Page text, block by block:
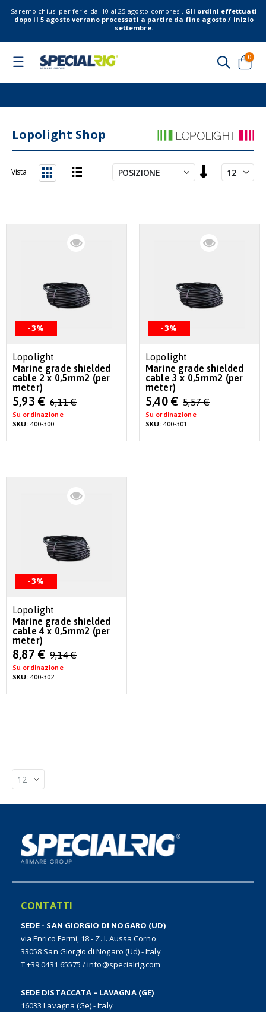
Saremo chiusi per ferie dal 10 al 25 agosto compresi. Gli ordini effettuati
dopo il 5 agosto verrano processati a partire da fine agosto / inizio
settembre.
Toggle
Cart
0
Lopolight Shop
la
direzione
Vista
-3%
Lopolight
Marine grade shielded
cable 2 x 0,5mm2 (per
meter)
Special
Price
5,93 € 6,11 €
Su ordinazione
SKU: 400-300
-3%
Lopolight
Marine grade shielded
cable 3 x 0,5mm2 (per
meter)
Special
Price
5,40 € 5,57 €
Su ordinazione
SKU: 400-301
-3%
Lopolight
Marine grade shielded
cable 4 x 0,5mm2 (per
meter)
Special
Price
8,87 € 9,14 €
Su ordinazione
SKU: 400-302
CONTATTI
SEDE - SAN GIORGIO DI NOGARO (UD)
via Enrico Fermi, 18 - Z. I. Aussa Corno
33058 San Giorgio di Nogaro (Ud) - Italy
T +39 0431 65575 /info@specialrig.com
SEDE DISTACCATA – LAVAGNA (GE)
16033 Lavagna (Ge) - Italy